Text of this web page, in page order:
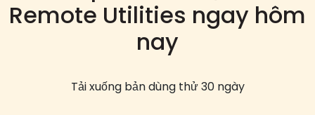
Remote Utilities ngay hôm
nay
Tải xuống bản dùng thử 30 ngày